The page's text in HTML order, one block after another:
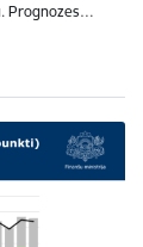
Prognozes…